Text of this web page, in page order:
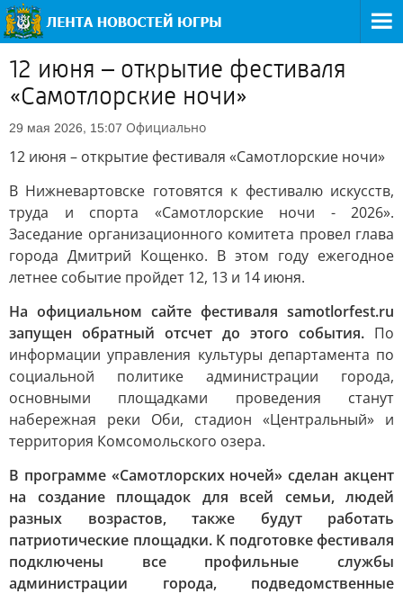
12 июня – открытие фестиваля
«Самотлорские ночи»
29 мая 2026, 15:07 Официально
12 июня – открытие фестиваля «Самотлорские ночи»
В Нижневартовске готовятся к фестивалю искусств,
труда и спорта «Самотлорские ночи - 2026».
Заседание организационного комитета провел глава
города Дмитрий Кощенко. В этом году ежегодное
летнее событие пройдет 12, 13 и 14 июня.
На официальном сайте фестиваля samotlorfest.ru
запущен обратный отсчет до этого события. По
информации управления культуры департамента по
социальной политике администрации города,
основными площадками проведения станут
набережная реки Оби, стадион «Центральный» и
территория Комсомольского озера.
В программе «Самотлорских ночей» сделан акцент
на создание площадок для всей семьи, людей
разных возрастов, также будут работать
патриотические площадки. К подготовке фестиваля
подключены все профильные службы
администрации города, подведомственные